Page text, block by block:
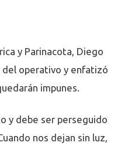
y Parinacota, Diego
del operativo y enfatizó
impunes.
y debe ser perseguido
nos dejan sin luz,